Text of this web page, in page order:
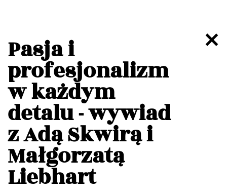
Pasja i
profesjonalizm
w każdym
detalu - wywiad
z Adą Skwirą i
Małgorzatą
Liebhart